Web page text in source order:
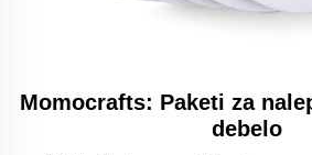
Momocrafts: Paketi za
debelo